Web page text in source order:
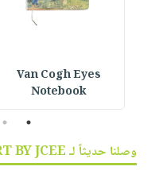
Van Cogh Eyes
Notebook
1
2
وصلنا حديثاً لـ CUSTOMIZED PASSPORT BY JCEE :